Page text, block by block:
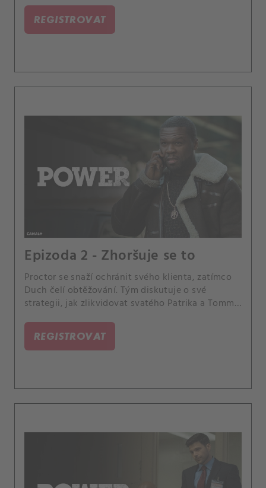
REGISTROVAT
Epizoda 2 - Zhoršuje se to
Proctor se snaží ochránit svého klienta, zatímco
Duch čelí obtěžování. Tým diskutuje o své
strategii, jak zlikvidovat svatého Patrika a Tommy
REGISTROVAT